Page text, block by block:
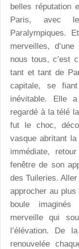
belles réputation
Paris, avec
Paralympiques.
merveilles,
nous tous, c’est
tant et tant de
capitale, se
inévitable. Elle
regardé à la télé
fut le choc,
vasque abritant
immédiate,
fenêtre de son
des Tuileries.
approcher au
boule
merveille qui
l’élévation. De
renouvelée